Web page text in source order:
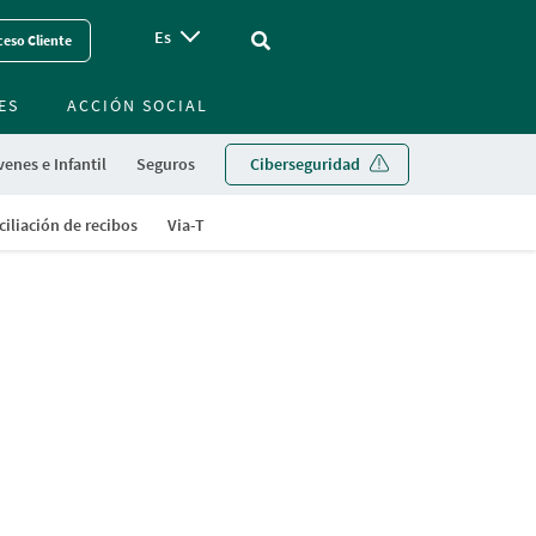
Cliente Es Vinculo - Buscar en la web
de recibos Via-T
e Infantil Seguros Ciberseguridad
ACCIÓN SOCIAL